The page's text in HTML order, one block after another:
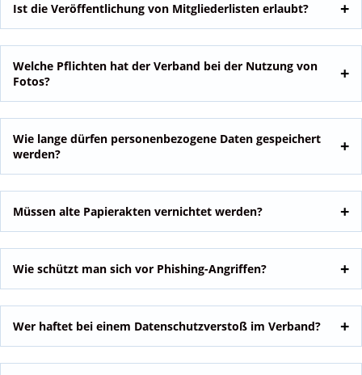
Ist die Veröffentlichung von Mitgliederlisten erlaubt?
Welche Pflichten hat der Verband bei der Nutzung von
Fotos?
Wie lange dürfen personenbezogene Daten gespeichert
werden?
Müssen alte Papierakten vernichtet werden?
Wie schützt man sich vor Phishing-Angriffen?
Wer haftet bei einem Datenschutzverstoß im Verband?